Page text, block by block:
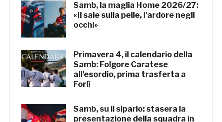
Samb, la maglia Home 2026/27:
«Il sale sulla pelle, l’ardore negli
occhi»
Primavera 4, il calendario della
Samb: Folgore Caratese
all’esordio, prima trasferta a
Forlì
Samb, su il sipario: stasera la
presentazione della squadra in